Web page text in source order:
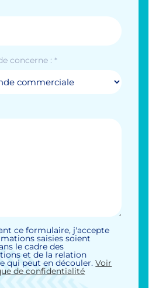
concerne : *
ce formulaire, j'accepte
saisies soient
le cadre des
et de la relation
qui peut en découler.Voir
de confidentialité